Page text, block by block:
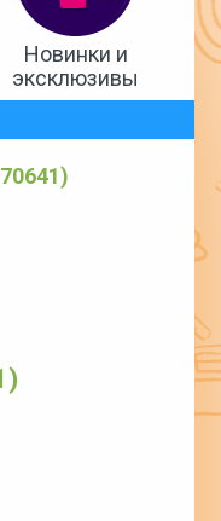
Новинки и
эксклюзивы